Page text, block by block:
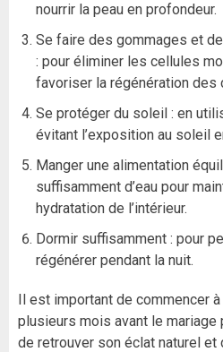
nourrir la peau en profondeur.
Se faire des gommages et
: pour éliminer les cellules
favoriser la régénération des
Se protéger du soleil : en
évitant l’exposition au soleil
Manger une alimentation
suffisamment d’eau pour
hydratation de l’intérieur.
Dormir suffisamment : pour
régénérer pendant la nuit.
Il est important de commencer
plusieurs mois avant le mariage
de retrouver son éclat naturel et